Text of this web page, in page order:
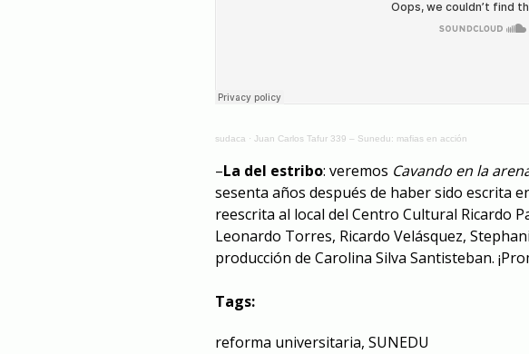
sudaca · Juan Carlos Tafur 339 – Sunedu: mafias en acción
–La del estribo: veremos Cavando en la
sesenta años después de haber sido escrita
reescrita al local del Centro Cultural Ricardo
Leonardo Torres, Ricardo Velásquez,
producción de Carolina Silva Santisteban.
Tags:
reforma universitaria, SUNEDU